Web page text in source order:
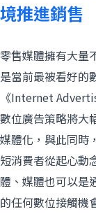
關於 OneAD
知識與媒體
成為合作夥
聯絡我們
境推進銷售
零售媒體擁有大量
是當前最被看好的
《Internet
數位廣告策略將大
媒體化，與此同時
短消費者從起心動
體、媒體也可以是
的任何數位接觸機